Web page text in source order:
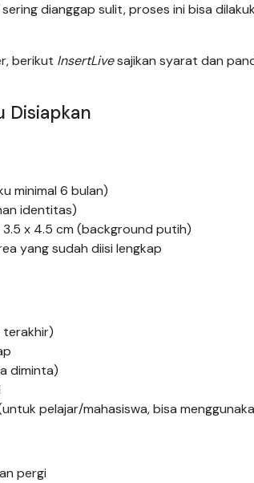
dianggap sulit, proses ini bisa
berikut InsertLivesajikan syarat dan
Disiapkan
minimal 6 bulan)
identitas)
x 4.5 cm (background putih)
yang sudah diisi lengkap
terakhir)
diminta)
pelajar/mahasiswa, bisa
pergi